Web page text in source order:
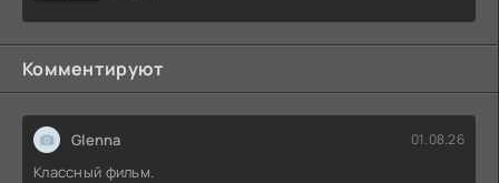
Комментируют
Glenna 01.08.26
Классный фильм.